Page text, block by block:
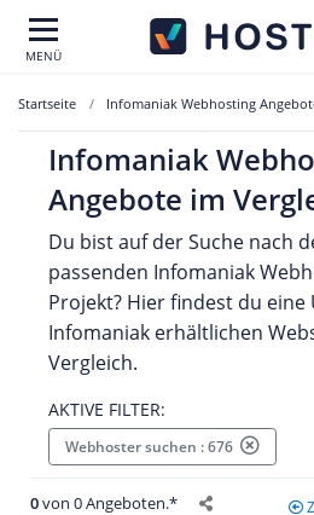
MENÜ
Startseite Infomaniak Webhosting
Infomaniak
Angebote im
Du bist auf der Suche nach
passenden Infomaniak
Projekt? Hier findest du
Infomaniak erhältlichen
Vergleich.
AKTIVE FILTER:
Webhoster suchen : 676
0von 0 Angeboten.*